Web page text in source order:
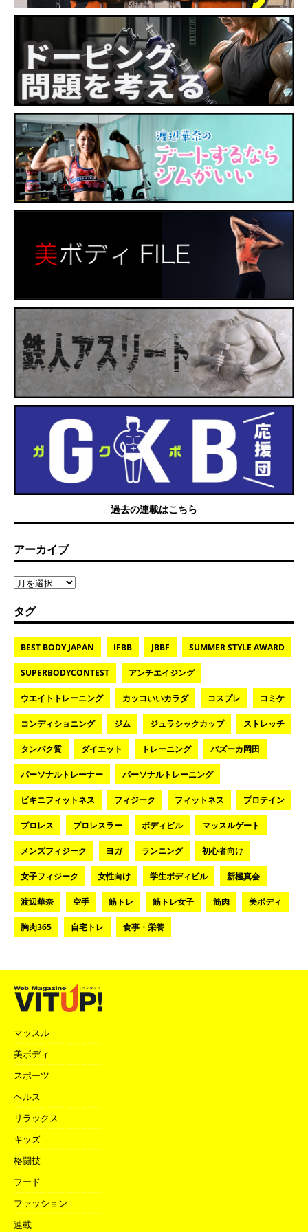
過去の連載はこちら
アーカイブ
タグ
BEST BODY JAPAN IFBB JBBF SUMMER STYLE AWARD
SUPERBODYCONTEST アンチエイジング
ウエイトトレーニング カッコいいカラダ コスプレ コミケ
コンディショニング ジム ジュラシックカップ ストレッチ
タンパク質 ダイエット トレーニング バズーカ岡田
パーソナルトレーナー パーソナルトレーニング
ビキニフィットネス フィジーク フィットネス プロテイン
プロレス プロレスラー ボディビル マッスルゲート
メンズフィジーク ヨガ ランニング 初心者向け
女子フィジーク 女性向け 学生ボディビル 新極真会
渡辺華奈 空手 筋トレ 筋トレ女子 筋肉 美ボディ
胸肉365 自宅トレ 食事・栄養
マッスル
美ボディ
スポーツ
ヘルス
リラックス
キッズ
格闘技
フード
ファッション
連載